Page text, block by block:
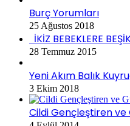
Burç Yorumları
25 Ağustos 2018
İKİZ BEBEKLERE
28 Temmuz 2015
Yeni Akım Balık
3 Ekim 2018
Cildi Gençleştiren ve